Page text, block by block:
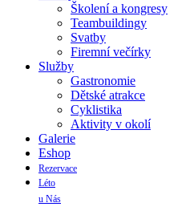
Školení a kongresy
Teambuildingy
Svatby
Firemní večírky
Služby
Gastronomie
Dětské atrakce
Cyklistika
Aktivity v okolí
Galerie
Eshop
Rezervace
Léto
u Nás